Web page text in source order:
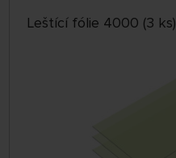
Leštící fólie 4000 (3 ks)